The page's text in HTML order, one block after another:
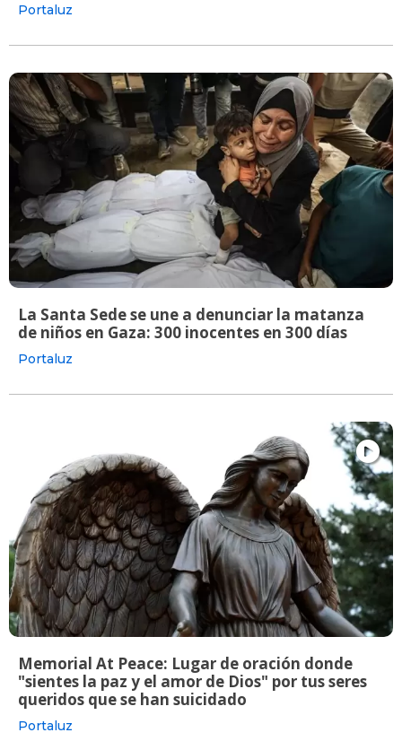
Portaluz
La Santa Sede se une a denunciar la matanza
de niños en Gaza: 300 inocentes en 300 días
Portaluz
Memorial At Peace: Lugar de oración donde
"sientes la paz y el amor de Dios" por tus seres
queridos que se han suicidado
Portaluz